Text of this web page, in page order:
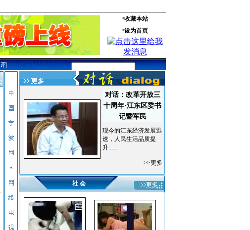
对话：改革开放三
十周年·江东区委书
记暨军民
现今的江东经济发展迅
速，人民生活品质提
升......
>>更多
社 会